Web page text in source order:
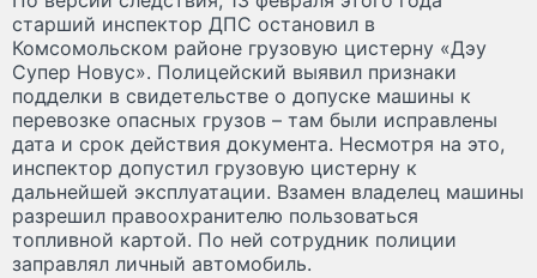
старший инспектор ДПС остановил в
Комсомольском районе грузовую цистерну «Дэу
Супер Новус». Полицейский выявил признаки
подделки в свидетельстве о допуске машины к
перевозке опасных грузов – там были исправлены
дата и срок действия документа. Несмотря на это,
инспектор допустил грузовую цистерну к
дальнейшей эксплуатации. Взамен владелец машины
разрешил правоохранителю пользоваться
топливной картой. По ней сотрудник полиции
заправлял личный автомобиль.